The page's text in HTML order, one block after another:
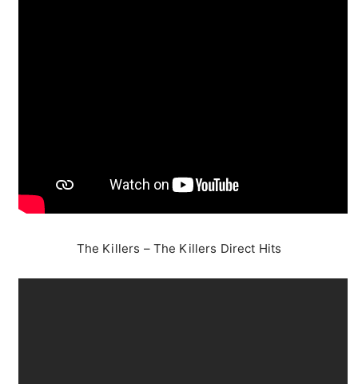
The Killers – The Killers Direct Hits